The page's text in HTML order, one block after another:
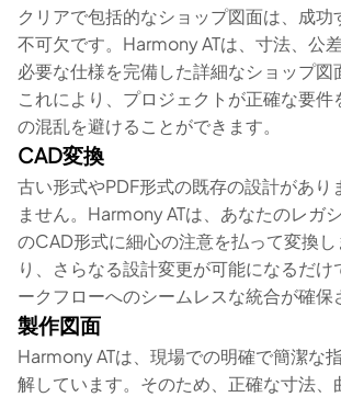
クリアで包括的なショップ図面は、成功
不可欠です。Harmony ATは、寸法、公
必要な仕様を完備した詳細なショップ図
これにより、プロジェクトが正確な要件
の混乱を避けることができます。
CAD変換
古い形式やPDF形式の既存の設計があり
ません。Harmony ATは、あなたのレガ
のCAD形式に細心の注意を払って変換し
り、さらなる設計変更が可能になるだけ
ークフローへのシームレスな統合が確保
製作図面
Harmony ATは、現場での明確で簡潔な
解しています。そのため、正確な寸法、